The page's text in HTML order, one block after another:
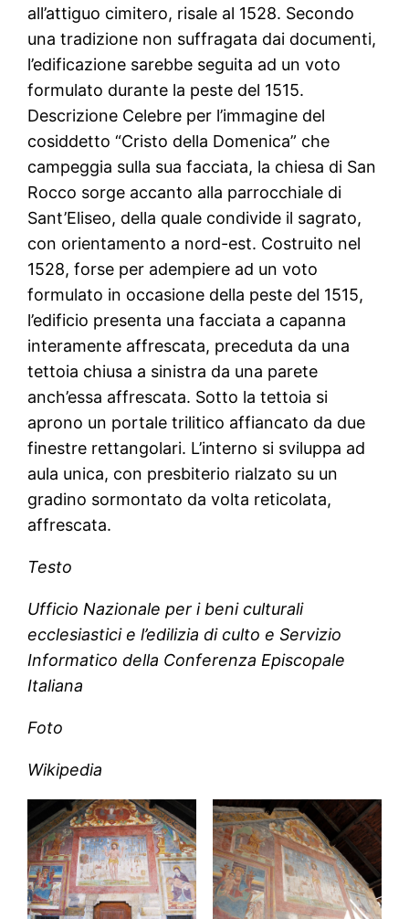
all’attiguo cimitero, risale al 1528. Secondo
una tradizione non suffragata dai documenti,
l’edificazione sarebbe seguita ad un voto
formulato durante la peste del 1515.
Descrizione Celebre per l’immagine del
cosiddetto “Cristo della Domenica” che
campeggia sulla sua facciata, la chiesa di San
Rocco sorge accanto alla parrocchiale di
Sant’Eliseo, della quale condivide il sagrato,
con orientamento a nord-est. Costruito nel
1528, forse per adempiere ad un voto
formulato in occasione della peste del 1515,
l’edificio presenta una facciata a capanna
interamente affrescata, preceduta da una
tettoia chiusa a sinistra da una parete
anch’essa affrescata. Sotto la tettoia si
aprono un portale trilitico affiancato da due
finestre rettangolari. L’interno si sviluppa ad
aula unica, con presbiterio rialzato su un
gradino sormontato da volta reticolata,
affrescata.
Testo
Ufficio Nazionale per i beni culturali
ecclesiastici e l’edilizia di culto e Servizio
Informatico della Conferenza Episcopale
Italiana
Foto
Wikipedia